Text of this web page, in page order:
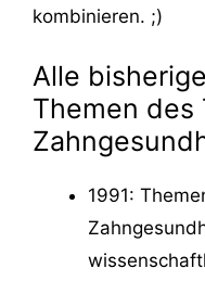
kombinieren. ;)
Alle
Themen des
1991: